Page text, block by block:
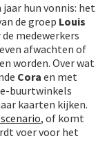
hun vonnis: het
de groep Louis
de medewerkers
afwachten of
worden. Over wat
Cora en met
buurtwinkels
kaarten kijken.
, of komt
voer voor het